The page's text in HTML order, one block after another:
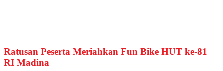
Ratusan Peserta Meriahkan Fun Bike HUT ke-81
RI Madina